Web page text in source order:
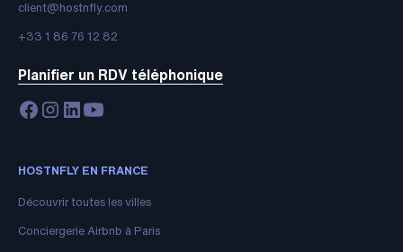
client@hostnfly.com
+33 1 86 76 12 82
Planifier un RDV téléphonique
HOSTNFLY EN FRANCE
Découvrir toutes les villes
Conciergerie Airbnb à Paris